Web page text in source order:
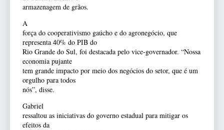
armazenagem de grãos.
A
força do cooperativismo gaúcho e do agronegócio, que
representa 40% do PIB do
Rio Grande do Sul, foi destacada pelo vice-governador. “Nossa
economia pujante
tem grande impacto por meio dos negócios do setor, que é um
orgulho para todos
nós”, disse.
Gabriel
ressaltou as iniciativas do governo estadual para mitigar os
efeitos da